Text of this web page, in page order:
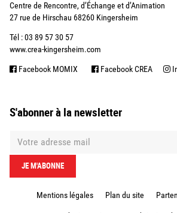
Centre de Rencontre, d’Échange et d’Animation
27 rue de Hirschau 68260 Kingersheim
Tél : 03 89 57 30 57
www.crea-kingersheim.com
Facebook MOMIX Facebook CREA
S'abonner à la newsletter
Mentions légales Plan du site